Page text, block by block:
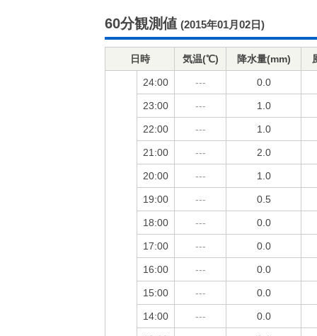
60分観測値 (2015年01月02日)
日時 気温(℃) 降水量(mm)
24:00 --- 0.0
23:00 --- 1.0
22:00 --- 1.0
21:00 --- 2.0
20:00 --- 1.0
19:00 --- 0.5
18:00 --- 0.0
17:00 --- 0.0
16:00 --- 0.0
15:00 --- 0.0
14:00 --- 0.0